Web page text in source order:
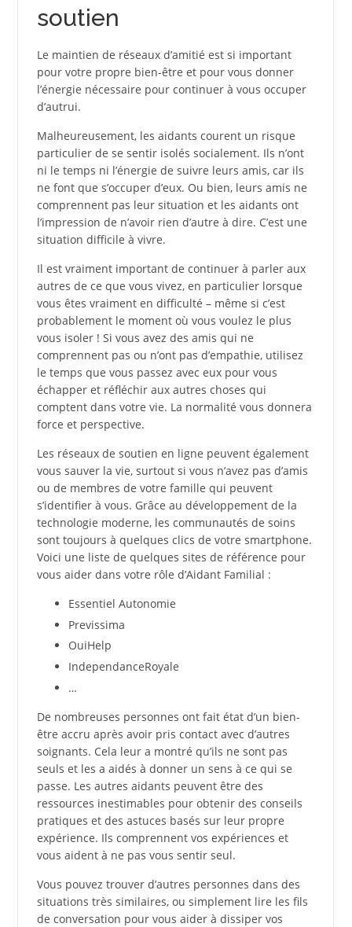
soutien
Le maintien de réseaux d’amitié est si important
pour votre propre bien-être et pour vous donner
l’énergie nécessaire pour continuer à vous occuper
d’autrui.
Malheureusement, les aidants courent un risque
particulier de se sentir isolés socialement. Ils n’ont
ni le temps ni l’énergie de suivre leurs amis, car ils
ne font que s’occuper d’eux. Ou bien, leurs amis ne
comprennent pas leur situation et les aidants ont
l’impression de n’avoir rien d’autre à dire. C’est une
situation difficile à vivre.
Il est vraiment important de continuer à parler aux
autres de ce que vous vivez, en particulier lorsque
vous êtes vraiment en difficulté – même si c’est
probablement le moment où vous voulez le plus
vous isoler ! Si vous avez des amis qui ne
comprennent pas ou n’ont pas d’empathie, utilisez
le temps que vous passez avec eux pour vous
échapper et réfléchir aux autres choses qui
comptent dans votre vie. La normalité vous donnera
force et perspective.
Les réseaux de soutien en ligne peuvent également
vous sauver la vie, surtout si vous n’avez pas d’amis
ou de membres de votre famille qui peuvent
s’identifier à vous. Grâce au développement de la
technologie moderne, les communautés de soins
sont toujours à quelques clics de votre smartphone.
Voici une liste de quelques sites de référence pour
vous aider dans votre rôle d’Aidant Familial :
Essentiel Autonomie
Previssima
OuiHelp
IndependanceRoyale
…
De nombreuses personnes ont fait état d’un bien-
être accru après avoir pris contact avec d’autres
soignants. Cela leur a montré qu’ils ne sont pas
seuls et les a aidés à donner un sens à ce qui se
passe. Les autres aidants peuvent être des
ressources inestimables pour obtenir des conseils
pratiques et des astuces basés sur leur propre
expérience. Ils comprennent vos expériences et
vous aident à ne pas vous sentir seul.
Vous pouvez trouver d’autres personnes dans des
situations très similaires, ou simplement lire les fils
de conversation pour vous aider à dissiper vos